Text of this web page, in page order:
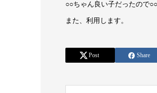
○○ちゃん良い子だったので
また、利用します。
Post Share